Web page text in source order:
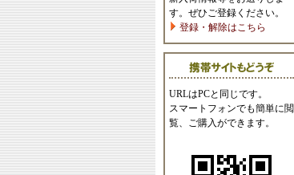
す。ぜひご登録ください。
登録・解除はこちら
URLはPCと同じです。
スマートフォンでも簡単に閲
覧、ご購入ができます。